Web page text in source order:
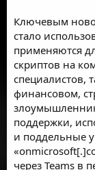
Ключевым
стало
применяются
скриптов на
специалистов,
финансовом,
поддержки,
и поддельные
через Teams в